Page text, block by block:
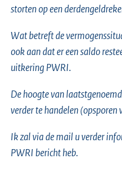
storten op een
Wat betreft de
ook aan dat er een saldo
uitkering PWRI.
De hoogte van
verder te handelen (opsporen
Ik zal via de mail u verder
PWRI bericht heb.